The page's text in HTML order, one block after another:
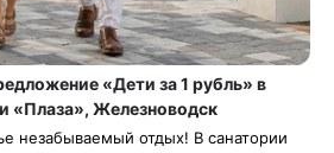
«Дети за 1 рубль» в
«Плаза», Железноводск
незабываемый отдых! В санатории